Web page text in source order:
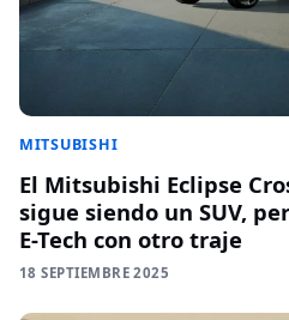
MITSUBISHI
El Mitsubishi Eclipse
sigue siendo un SUV,
E-Tech con otro traje
18 SEPTIEMBRE 2025